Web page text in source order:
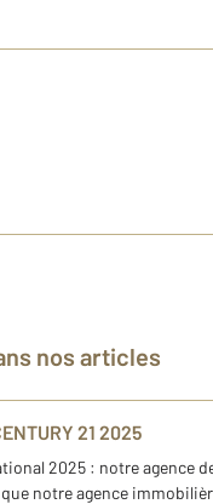
nos articles
21 2025
2025 : notre agence
notre agence